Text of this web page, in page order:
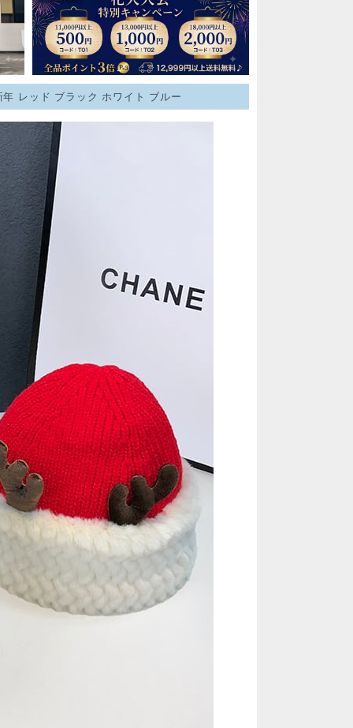
レッド ブラック ホワイト ブルー